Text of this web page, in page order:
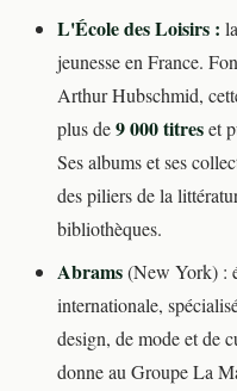
L'École des Loisirs :
jeunesse en France.
Arthur Hubschmid,
plus de9 000 titreset
Ses albums et ses
des piliers de la
bibliothèques.
Abrams(New York) :
internationale,
design, de mode et de
donne au Groupe La